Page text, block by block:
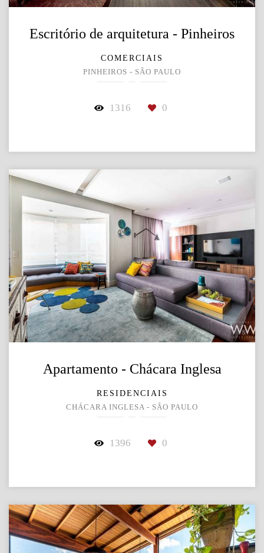
Escritório de arquitetura - Pinheiros
COMERCIAIS
PINHEIROS - SÃO PAULO
1316 0
Apartamento - Chácara Inglesa
RESIDENCIAIS
CHÁCARA INGLESA - SÃO PAULO
1396 0